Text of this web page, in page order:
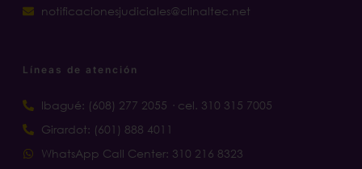
notificacionesjudiciales@clinaltec.net
Líneas de atención
Ibagué: (608) 277 2055 · cel. 310 315 7005
Girardot: (601) 888 4011
WhatsApp Call Center: 310 216 8323